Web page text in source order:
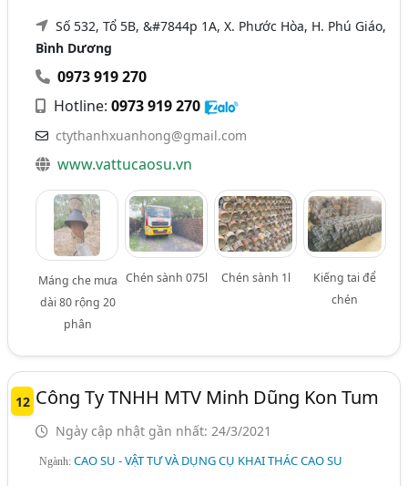
Số 532, Tổ 5B, &#7844p 1A, X. Phước Hòa, H. Phú Giáo,
Bình Dương
0973 919 270
Hotline:0973 919 270
ctythanhxuanhong@gmail.com
www.vattucaosu.vn
Máng che mưa
dài 80 rộng 20
phân
Chén sành 075l Chén sành 1l
Kiếng tai để
chén
12 Công Ty TNHH MTV Minh Dũng Kon Tum
Ngày cập nhật gần nhất: 24/3/2021
Ngành:CAO SU - VẬT TƯ VÀ DỤNG CỤ KHAI THÁC CAO SU